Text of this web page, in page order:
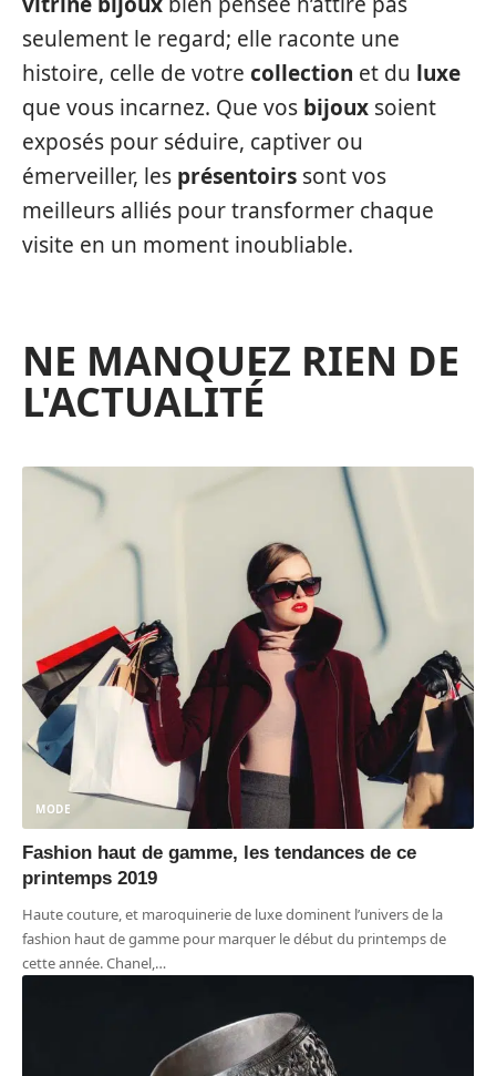
seulement le regard; elle raconte une
histoire, celle de votre collection et du luxe
que vous incarnez. Que vos bijoux soient
exposés pour séduire, captiver ou
émerveiller, les présentoirs sont vos
meilleurs alliés pour transformer chaque
visite en un moment inoubliable.
NE MANQUEZ RIEN DE
L'ACTUALITÉ
MODE
Fashion haut de gamme, les tendances de ce
printemps 2019
Haute couture, et maroquinerie de luxe dominent l’univers de la
fashion haut de gamme pour marquer le début du printemps de
cette année. Chanel,…